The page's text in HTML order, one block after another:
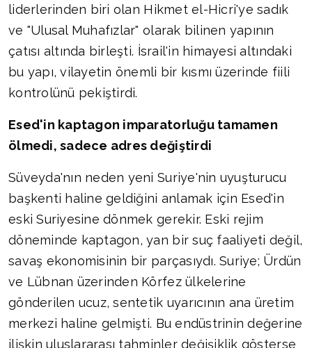
liderlerinden biri olan Hikmet el-Hicri'ye sadık
ve "Ulusal Muhafızlar" olarak bilinen yapının
çatısı altında birleşti. İsrail'in himayesi altındaki
bu yapı, vilayetin önemli bir kısmı üzerinde fiili
kontrolünü pekiştirdi.
Esed'in kaptagon imparatorluğu tamamen
ölmedi, sadece adres değiştirdi
Süveyda'nın neden yeni Suriye'nin uyuşturucu
başkenti haline geldiğini anlamak için Esed'in
eski Suriyesine dönmek gerekir. Eski rejim
döneminde kaptagon, yan bir suç faaliyeti değil,
savaş ekonomisinin bir parçasıydı. Suriye; Ürdün
ve Lübnan üzerinden Körfez ülkelerine
gönderilen ucuz, sentetik uyarıcının ana üretim
merkezi haline gelmişti. Bu endüstrinin değerine
ilişkin uluslararası tahminler değişiklik gösterse